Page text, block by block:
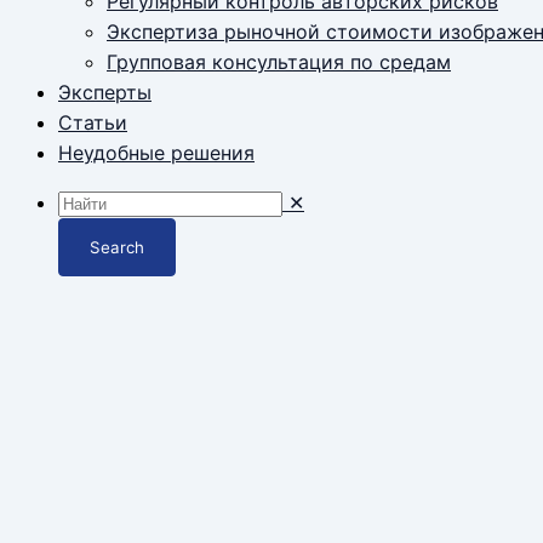
Экспертиза рыночной стоимости
Групповая консультация по средам
Эксперты
Статьи
Неудобные решения
✕